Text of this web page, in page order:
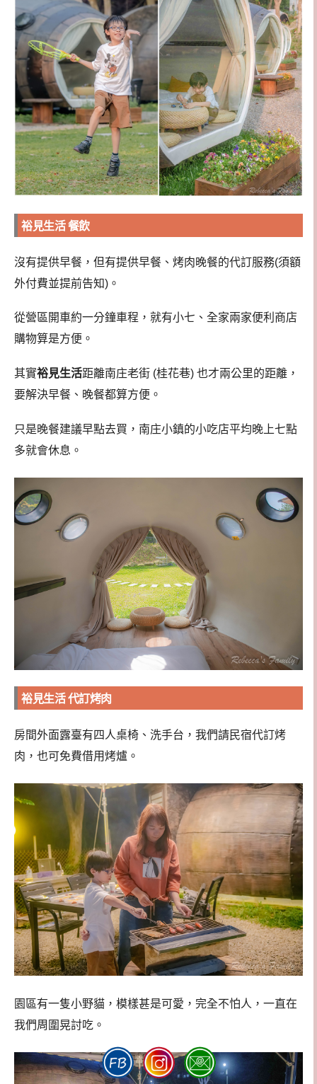
裕見生活 餐飲
沒有提供早餐，但有提供早餐、烤肉晚餐的代訂服務(須額
外付費並提前告知)。
從營區開車約一分鐘車程，就有小七、全家兩家便利商店
購物算是方便。
其實裕見生活距離南庄老街 (桂花巷) 也才兩公里的距離，
要解決早餐、晚餐都算方便。
只是晚餐建議早點去買，南庄小鎮的小吃店平均晚上七點
多就會休息。
裕見生活 代訂烤肉
房間外面露臺有四人桌椅、洗手台，我們請民宿代訂烤
肉，也可免費借用烤爐。
園區有一隻小野貓，模樣甚是可愛，完全不怕人，一直在
我們周圍晃討吃。